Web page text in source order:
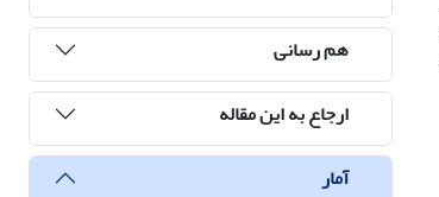
هم رسانی
ارجاع به این مقاله
آمار